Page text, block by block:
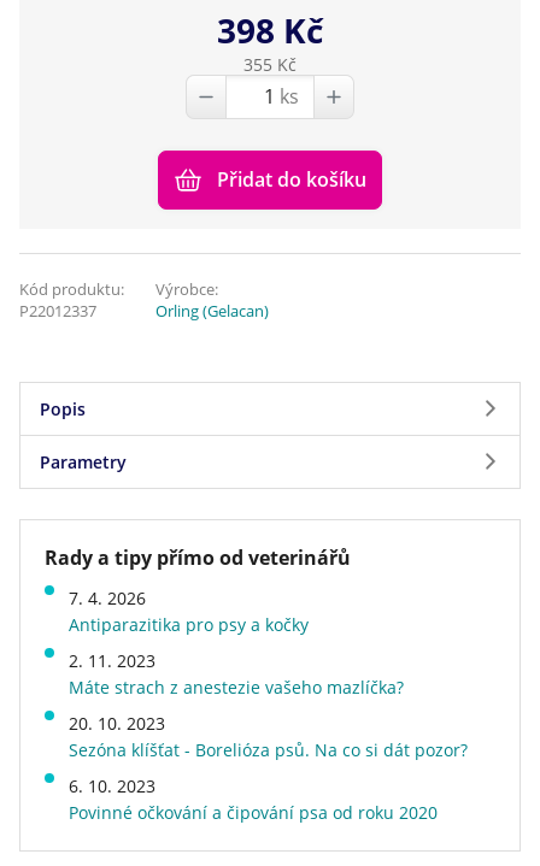
398 Kč
355 Kč
ks
Přidat do košíku
Kód produktu:
P22012337
Výrobce:
Orling (Gelacan)
Popis
Gelacan® Chondro Forte je doplňkové krmivo -
systému při léčbě chorob pohybového aparátu
psů.
Gelacan® Chondro Forteje vhodný zejména:
při onemocnění pohybového a vazivového
aparátu
pro intenzivní regeneraci kloubních chrupavek,
kostí a vazů
při onemocnění a poranění kloubů, šlach a vazů
při dysplazii kyčelních kloubů
Parametry
Parametry
Značka
Orling (Gelacan)
Zdraví a určení
geriatrická péče, onemocnění
Velikost psa v dospělosti
střední (11 - 25 kg), velký (26 -
Stáří psa
Účinná látka
chondroitin sulfát,
kombinace vitaminů
Rady a tipy přímo od veterinářů
7. 4. 2026
Antiparazitika pro psy a kočky
2. 11. 2023
Máte strach z anestezie vašeho mazlíčka?
20. 10. 2023
Sezóna klíšťat - Borelióza psů. Na co si dát pozor?
6. 10. 2023
Povinné očkování a čipování psa od roku 2020